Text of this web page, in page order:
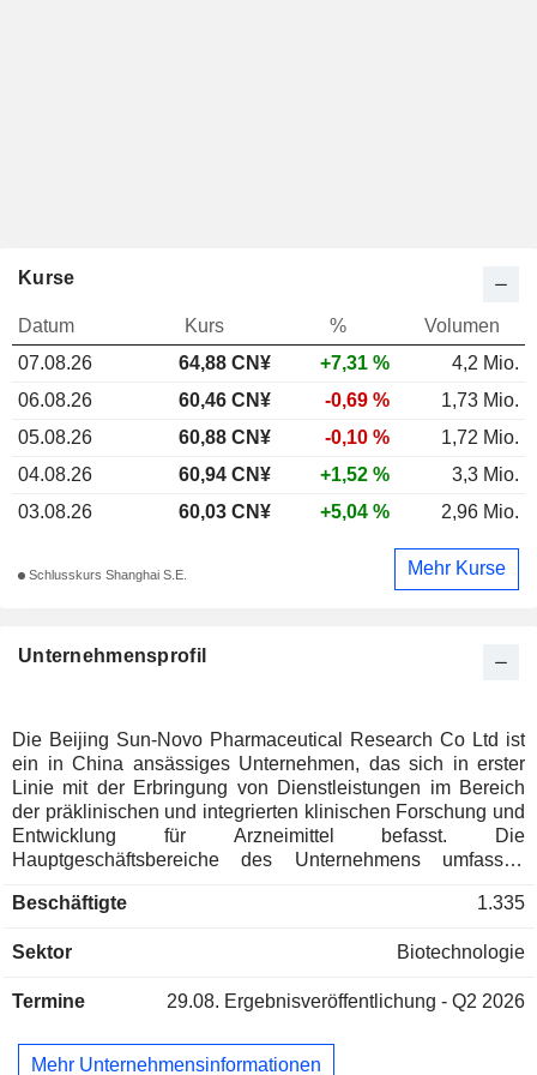
Unternehmensprofil
Die Beijing Sun-Novo Pharmaceutical Research Co Ltd ist
ein in China ansässiges Unternehmen, das sich in erster
Linie mit der Erbringung von Dienstleistungen im Bereich
der präklinischen und integrierten klinischen Forschung und
Entwicklung für Arzneimittel befasst. Die
Hauptgeschäftsbereiche des Unternehmens umfassen
in den Bereichen Arzneimittelentwicklung, Entwicklung von
des Unternehmens umfassen im Wesentlichen
pharmazeutische Forschung, klinische Forschung und
Forschungsdienstleistungen des Unternehmens decken die
Beschäftigte 1.335
Sektor Biotechnologie
Termine 29.08. Ergebnisveröffentlichung - Q2 2026
Mehr Unternehmensinformationen
Kurse
Datum Kurs %
Volumen
07.08.26
64,88 CN¥ +7,31 %
4,2 Mio.
06.08.26
60,46 CN¥ -0,69 %
1,73 Mio.
05.08.26
60,88 CN¥ -0,10 %
1,72 Mio.
04.08.26
60,94 CN¥ +1,52 %
3,3 Mio.
03.08.26
60,03 CN¥ +5,04 % 2,96 Mio.
Schlusskurs Shanghai S.E. Mehr Kurse